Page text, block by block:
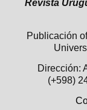
Revista
Publicación
Dirección:
(+598)